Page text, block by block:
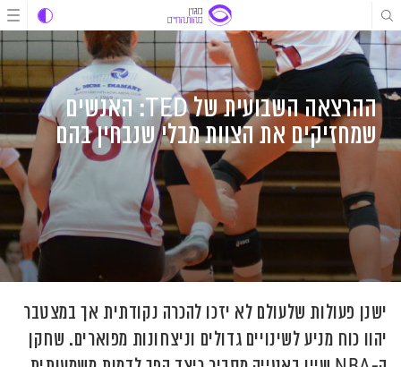
דלג
לתוכן
דלג
לתוכן
דלג
לניווט
ההרצאה השבועית של TED: האנשים
שמחזיקים את הצוות מבלי שנבחין בהם
ישנן פעולות שלעולם לא יזכו להכרה נקודתית אך במצטבר
יהוו כוח מניע לשינויים גדולים וניצחונות מפוארים. שחקן